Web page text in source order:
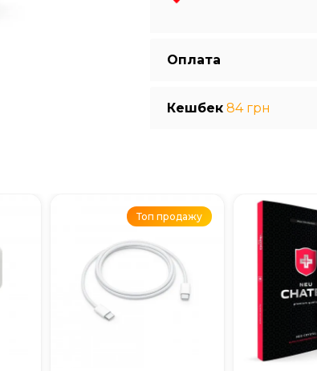
Оплата
Кешбек 84 грн
Топ продажу